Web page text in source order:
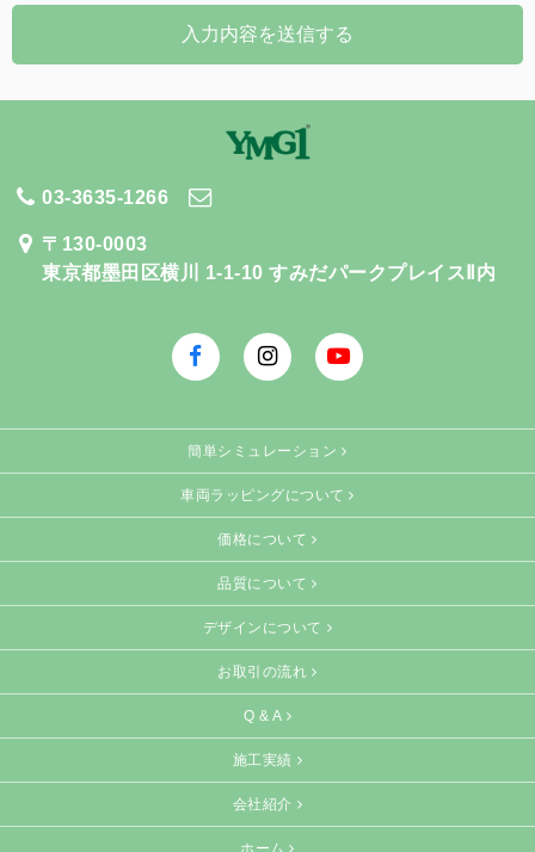
03-3635-1266
〒130-0003
東京都墨田区横川 1-1-10 すみだパークプレイスⅡ内
facebook Instagram
簡単シミュレーション
車両ラッピングについて
価格について
品質について
デザインについて
お取引の流れ
Q & A
施工実績
会社紹介
ホーム